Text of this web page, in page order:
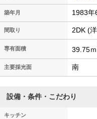
築年月 1983年
間取り 2DK (
専有面積 39.75ｍ
主要採光面 南
設備・条件・こだわり
キッチン